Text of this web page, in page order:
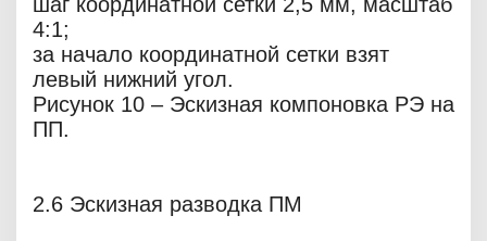
4:1;
за начало координатной сетки взят
левый нижний угол.
Рисунок 10 – Эскизная компоновка РЭ на
ПП.
2.6 Эскизная разводка ПМ